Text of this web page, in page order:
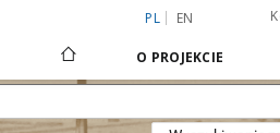
PL EN
O PROJEKCIE